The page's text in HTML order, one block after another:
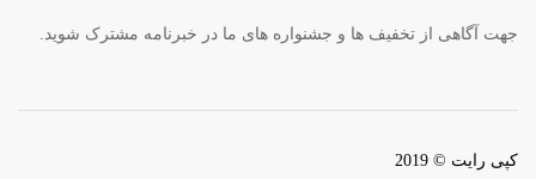
جهت آگاهی از تخفیف ها و جشنواره های ما در خبرنامه مشترک شوید.
کپی رایت © 2019